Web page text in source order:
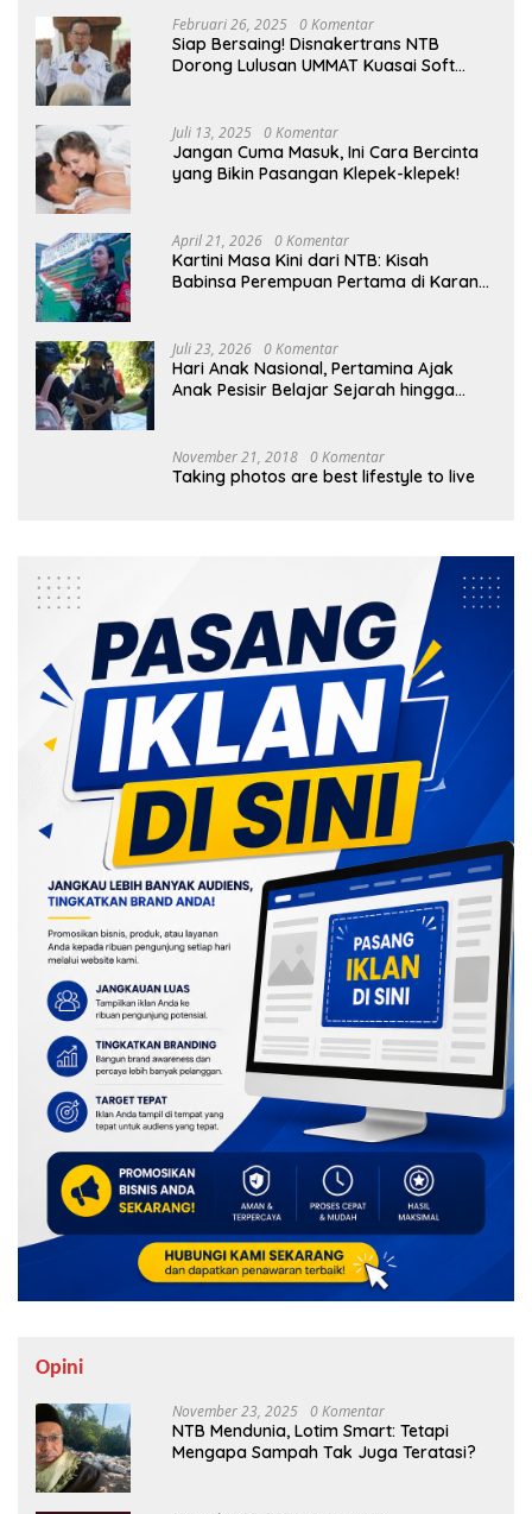
Februari 26, 2025 0 Komentar
Siap Bersaing! Disnakertrans NTB
Dorong Lulusan UMMAT Kuasai Soft
Juli 13, 2025 0 Komentar
Jangan Cuma Masuk, Ini Cara Bercinta
yang Bikin Pasangan Klepek-klepek!
April 21, 2026 0 Komentar
Kartini Masa Kini dari NTB: Kisah
Babinsa Perempuan Pertama di Karang
Juli 23, 2026 0 Komentar
Hari Anak Nasional, Pertamina Ajak
Anak Pesisir Belajar Sejarah hingga
November 21, 2018 0 Komentar
Taking photos are best lifestyle to live
Opini
November 23, 2025 0 Komentar
NTB Mendunia, Lotim Smart: Tetapi
Mengapa Sampah Tak Juga Teratasi?